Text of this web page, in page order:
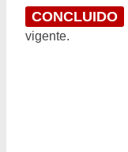
CONCLUIDO
vigente.